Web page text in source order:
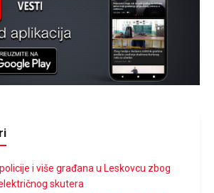
i više građana u Leskovcu zbog
skutera